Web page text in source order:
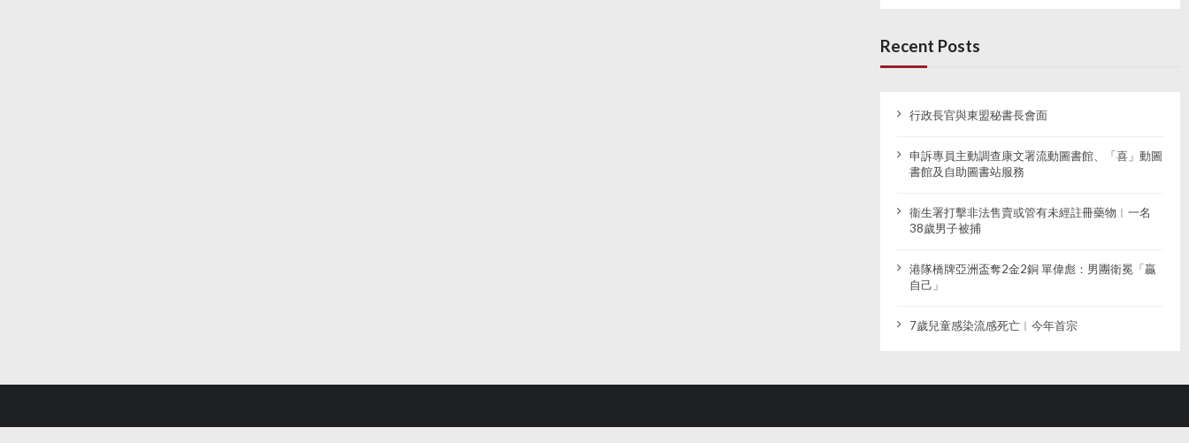
Recent Posts
行政長官與東盟秘書長會面
申訴專員主動調查康文署流動圖書館、「喜」動圖
書館及自助圖書站服務
衞生署打擊非法售賣或管有未經註冊藥物︱一名
38歲男子被捕
港隊橋牌亞洲盃奪2金2銅 單偉彪：男團衛冕「贏
自己」
7歲兒童感染流感死亡︱今年首宗